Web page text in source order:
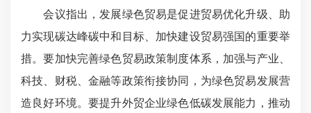
会议指出，发展绿色贸易是促进贸易优化升级、助
力实现碳达峰碳中和目标、加快建设贸易强国的重要举
措。要加快完善绿色贸易政策制度体系，加强与产业、
科技、财税、金融等政策衔接协同，为绿色贸易发展营
造良好环境。要提升外贸企业绿色低碳发展能力，推动